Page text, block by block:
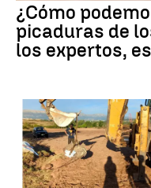
¿Cómo
picaduras de
los expertos,